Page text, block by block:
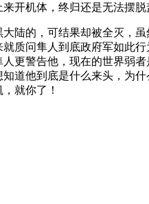
开机体，终归还是无法摆
陆的，可结果却被全灭，
质问隼人到底政府军如此
更警告他，现在的世界弱
道他到底是什么来头，为
就你了！